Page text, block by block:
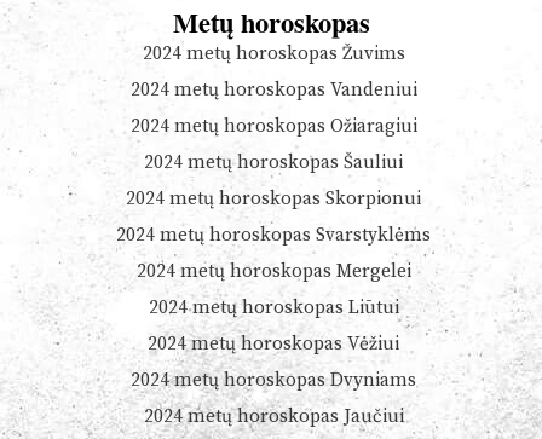
Metų horoskopas
2024 metų horoskopas Žuvims
2024 metų horoskopas Vandeniui
2024 metų horoskopas Ožiaragiui
2024 metų horoskopas Šauliui
2024 metų horoskopas Skorpionui
2024 metų horoskopas Svarstyklėms
2024 metų horoskopas Mergelei
2024 metų horoskopas Liūtui
2024 metų horoskopas Vėžiui
2024 metų horoskopas Dvyniams
2024 metų horoskopas Jaučiui